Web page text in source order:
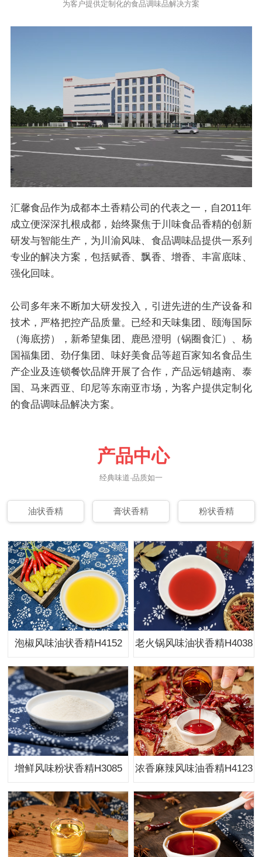
为客户提供定制化的食品调味品解决方案
汇馨食品作为成都本土香精公司的代表之一，自2011年
成立便深深扎根成都，始终聚焦于川味食品香精的创新
研发与智能生产，为川渝风味、食品调味品提供一系列
专业的解决方案，包括赋香、飘香、增香、丰富底味、
强化回味。
公司多年来不断加大研发投入，引进先进的生产设备和
技术，严格把控产品质量。已经和天味集团、颐海国际
（海底捞），新希望集团、鹿邑澄明（锅圈食汇）、杨
国福集团、劲仔集团、味好美食品等超百家知名食品生
产企业及连锁餐饮品牌开展了合作，产品远销越南、泰
国、马来西亚、印尼等东南亚市场，为客户提供定制化
的食品调味品解决方案。
产品中心
经典味道·品质如一
油状香精 膏状香精 粉状香精
泡椒风味油状香精H4152 老火锅风味油状香精H4038
增鲜风味粉状香精H3085 浓香麻辣风味油香精H4123